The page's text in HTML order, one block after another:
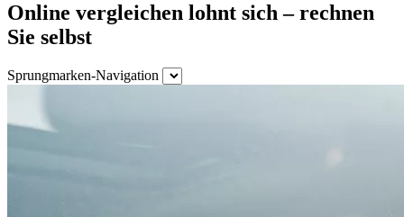
Online vergleichen lohnt sich – rechnen
Sie selbst
Sprungmarken-Navigation